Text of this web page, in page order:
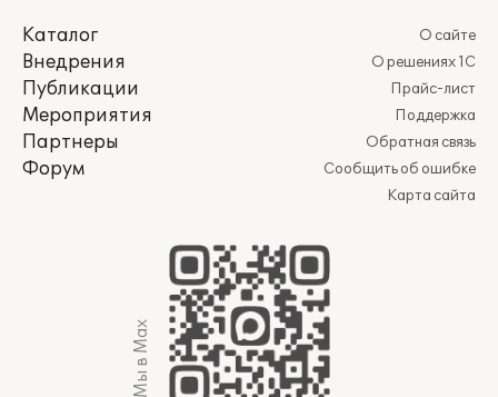
Каталог
Внедрения
Публикации
Мероприятия
Партнеры
Форум
О сайте
О решениях 1С
Прайс-лист
Поддержка
Обратная связь
Сообщить об ошибке
Карта сайта
Мы в Max